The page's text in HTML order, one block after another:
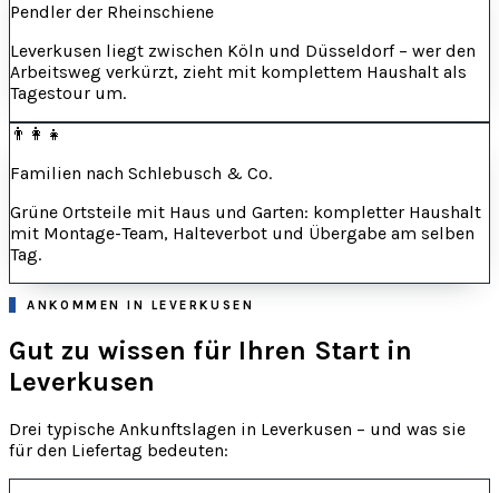
Pendler der Rheinschiene
Leverkusen liegt zwischen Köln und Düsseldorf – wer den
Arbeitsweg verkürzt, zieht mit komplettem Haushalt als
Tagestour um.
👨‍👩‍👧
Familien nach Schlebusch & Co.
Grüne Ortsteile mit Haus und Garten: kompletter Haushalt
mit Montage-Team, Halteverbot und Übergabe am selben
Tag.
ANKOMMEN IN LEVERKUSEN
Gut zu wissen für Ihren Start in
Leverkusen
Drei typische Ankunftslagen in Leverkusen – und was sie
für den Liefertag bedeuten: